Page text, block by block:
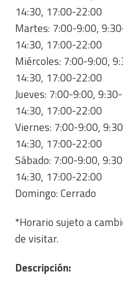
14:30, 17:00-22:00
Martes: 7:00-9:00,
14:30, 17:00-22:00
Miércoles: 7:00-9:00,
14:30, 17:00-22:00
Jueves: 7:00-9:00,
14:30, 17:00-22:00
Viernes: 7:00-9:00,
14:30, 17:00-22:00
Sábado: 7:00-9:00,
14:30, 17:00-22:00
Domingo: Cerrado
*Horario sujeto a
de visitar.
Descripción: